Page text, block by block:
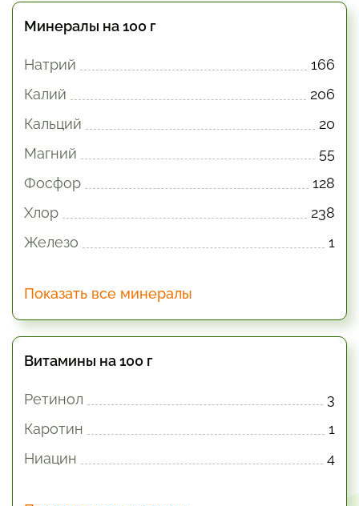
Минералы на 100 г
Натрий
166
Калий
206
Кальций
20
Магний
55
Фосфор
128
Хлор
238
Железо
1
Показать все минералы
Витамины на 100 г
Ретинол
3
Каротин
1
Ниацин
4